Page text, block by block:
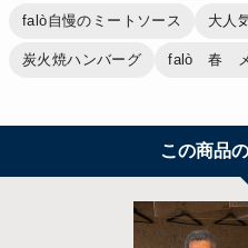
falò自慢のミートソース 大人
炭火焼ハンバーグ falò 春
この商品